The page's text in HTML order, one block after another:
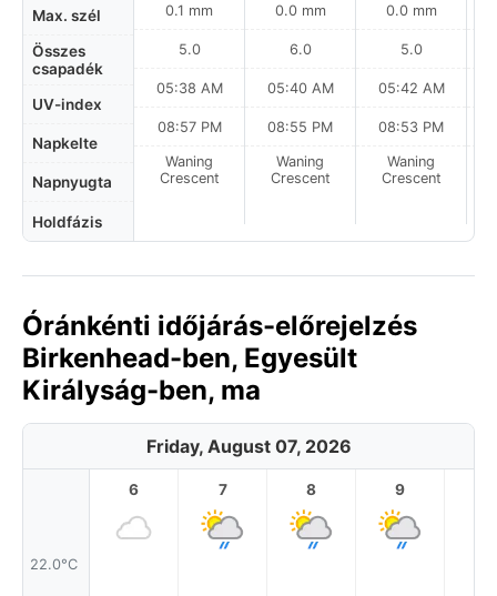
Max. szél
Összes
csapadék
UV-index
Napkelte
Napnyugta
Holdfázis
0.1 mm
5.0
05:38 AM
08:57 PM
Waning
Crescent
0.0 mm
6.0
05:40 AM
08:55 PM
Waning
Crescent
0.0 mm
5.0
05:42 AM
08:53 PM
Waning
Crescent
Óránkénti időjárás-előrejelzés
Birkenhead-ben, Egyesült
Királyság-ben, ma
Friday, August 07, 2026
22.0°C
6 7 8 9